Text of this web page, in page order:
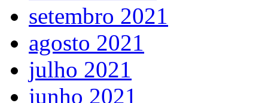
setembro 2021
agosto 2021
julho 2021
junho 2021